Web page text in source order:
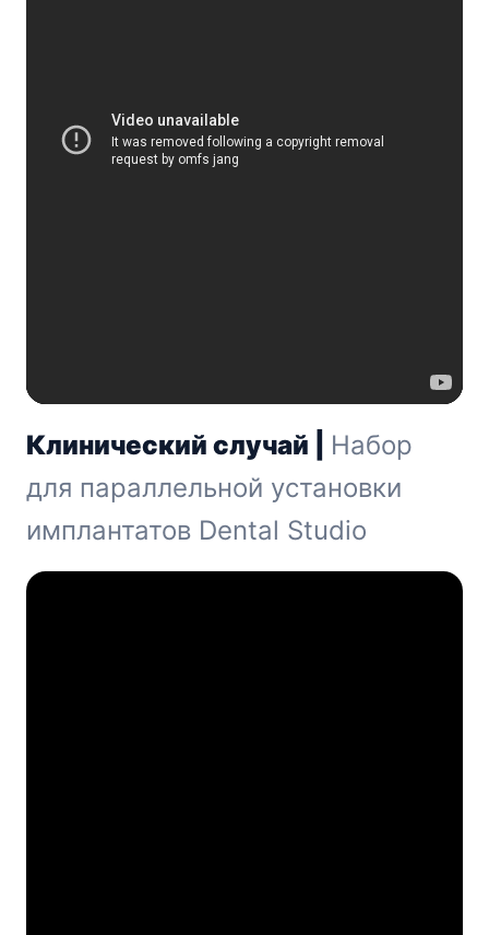
Клинический случай | Набор
для параллельной установки
имплантатов Dental Studio